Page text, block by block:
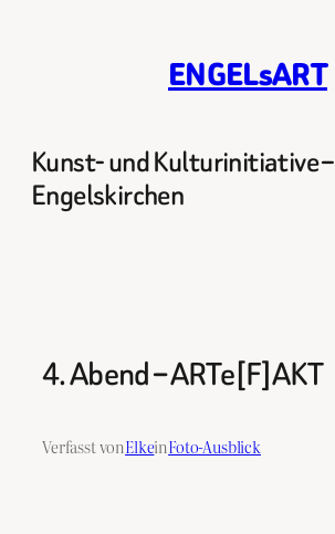
ENGELsART
Kunst- und Kulturinitiative –
Engelskirchen
4. Abend – ARTe[F]AKT
Verfasst vonElkeinFoto-Ausblick